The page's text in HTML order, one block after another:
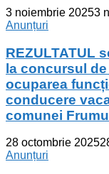
3 noiembrie 20253
Anunțuri
REZULTATUL
la concursul
ocuparea
conducere
comunei
28 octombrie 2025
Anunțuri